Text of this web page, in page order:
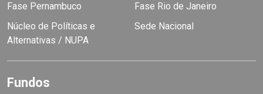
Fase Pernambuco
Fase Rio de Janeiro
Núcleo de Políticas e
Alternativas / NUPA
Sede Nacional
Fundos